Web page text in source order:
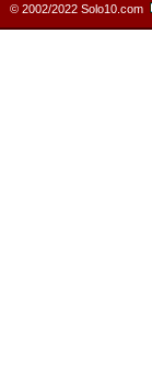
© 2002/2022 Solo10.com